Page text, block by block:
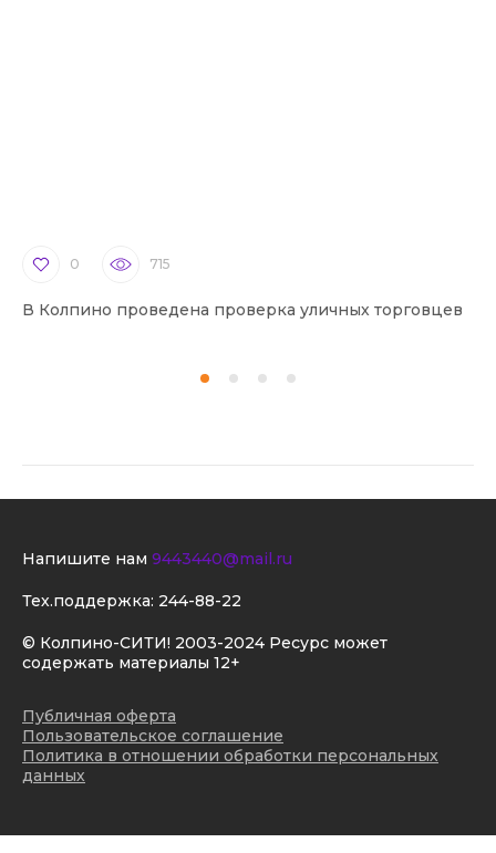
0 715
В Колпино проведена проверка уличных торговцев
© Колпино-СИТИ! 2003-2024 Ресурс может
содержать материалы 12+
Публичная оферта
Пользовательское соглашение
Политика в отношении обработки персональных
данных
Напишите нам 9443440@mail.ru
Тех.поддержка: 244-88-22